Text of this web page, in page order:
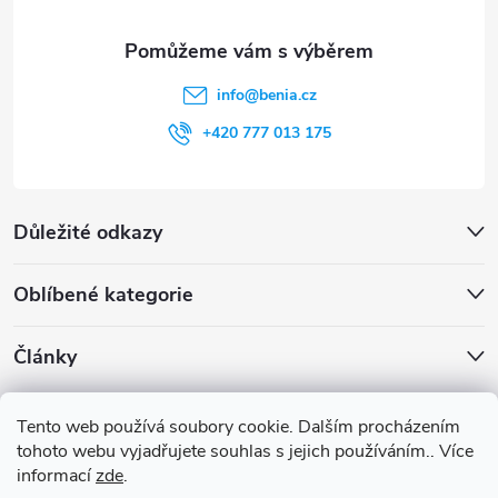
Tento web používá soubory cookie. Dalším procházením
tohoto webu vyjadřujete souhlas s jejich používáním.. Více
informacízde.
Důležité odkazy
Oblíbené kategorie
Články
info@benia.cz
+420 777 013 175